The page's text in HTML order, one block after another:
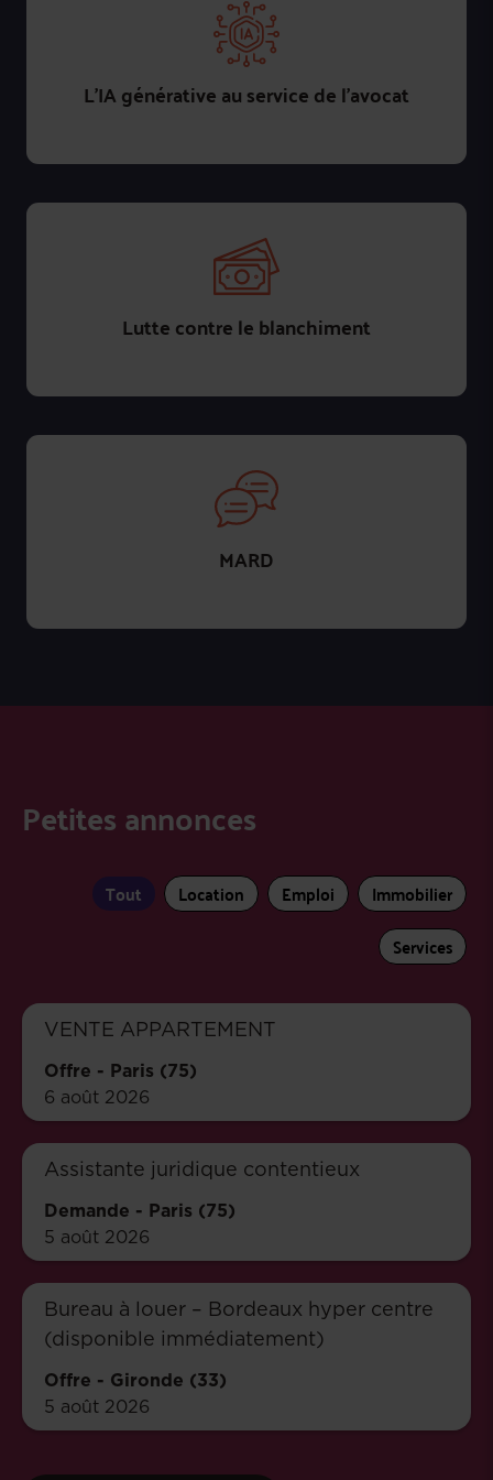
L'IA générative au service de l'avocat
Lutte contre le blanchiment
MARD
Petites annonces
Tout Location Emploi
Immobilier
Services
VENTE APPARTEMENT
Offre - Paris (75)
6 août 2026
Assistante juridique contentieux
Demande - Paris (75)
5 août 2026
Bureau à louer – Bordeaux hyper centre
(disponible immédiatement)
Offre - Gironde (33)
5 août 2026